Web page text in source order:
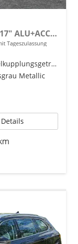
Business DSG+MASSAGE+NAVI+17" ALU+ACC+KAMERA+LED
Tageszulassung
Doppelkupplungsgetriebe (DSG)
Metallic
Details